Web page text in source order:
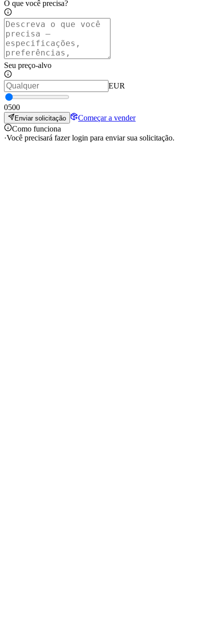
O que você precisa?
Seu preço-alvo
EUR
0500
Enviar solicitação
Começar a vender
Como funciona
·Você precisará fazer login para enviar sua solicitação.